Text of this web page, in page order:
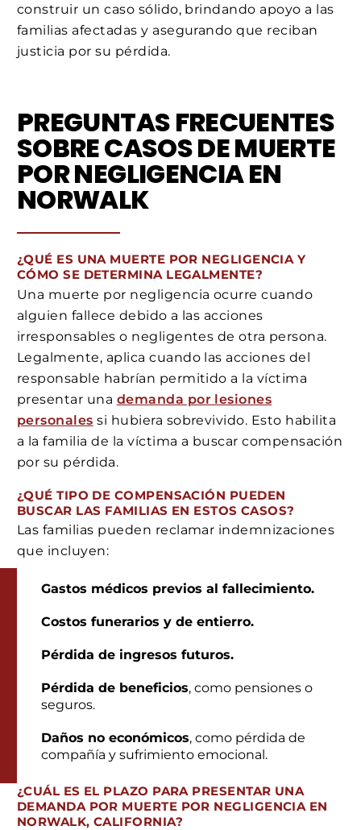
construir un caso sólido, brindando apoyo a las
familias afectadas y asegurando que reciban
justicia por su pérdida.
PREGUNTAS FRECUENTES
SOBRE CASOS DE MUERTE
POR NEGLIGENCIA EN
NORWALK
¿QUÉ ES UNA MUERTE POR NEGLIGENCIA Y
CÓMO SE DETERMINA LEGALMENTE?
Una muerte por negligencia ocurre cuando
alguien fallece debido a las acciones
irresponsables o negligentes de otra persona.
Legalmente, aplica cuando las acciones del
responsable habrían permitido a la víctima
presentar una demanda por lesiones
personales si hubiera sobrevivido. Esto habilita
a la familia de la víctima a buscar compensación
por su pérdida.
¿QUÉ TIPO DE COMPENSACIÓN PUEDEN
BUSCAR LAS FAMILIAS EN ESTOS CASOS?
Las familias pueden reclamar indemnizaciones
que incluyen:
Gastos médicos previos al fallecimiento.
Costos funerarios y de entierro.
Pérdida de ingresos futuros.
Pérdida de beneficios, como pensiones o
seguros.
Daños no económicos, como pérdida de
compañía y sufrimiento emocional.
¿CUÁL ES EL PLAZO PARA PRESENTAR UNA
DEMANDA POR MUERTE POR NEGLIGENCIA EN
NORWALK, CALIFORNIA?